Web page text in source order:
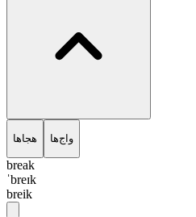
هجاها واج‌ها
break
ˈbreɪk
breik